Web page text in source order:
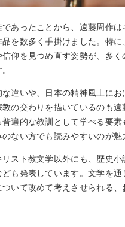
あったことから、遠藤周作は
を数多く手掛けました。特に
仰を見つめ直す姿勢が、多く
違いや、日本の精神風土にお
教の交わりを描いているのも
遍的な教訓として学べる要素
ない方でも読みやすいのが魅
リスト教文学以外にも、歴史小
も発表しています。文学を通
いて改めて考えさせられる、